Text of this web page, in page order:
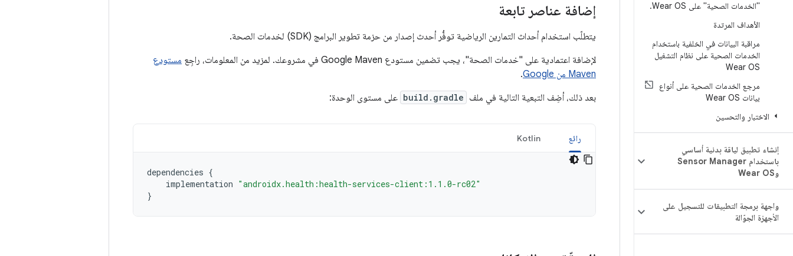
"الخدمات الصحية" على Wear OS
.
الأهداف المرتدة
مراقبة البيانات في الخلفية باستخدام
الخدمات الصحية على نظام التشغيل
Wear OS
مرجع الخدمات الصحية على أنواع
بيانات Wear OS
الاختبار والتحسين
إنشاء تطبيق لياقة بدنية أساسي
باستخدام Sensor Manager
وWear OS
واجهة برمجة التطبيقات للتسجيل على
الأجهزة الجوّالة
إضافة عناصر تابعة
يتطلّب استخدام أحداث التمارين الرياضية توفُّر أحدث إصدار من حزمة تطوير البرامج (SDK) لخدمات الصحة.
لإضافة اعتمادية على "خدمات الصحة"، يجب تضمين مستودع Google Maven في مشروعك. لمزيد من المعلومات، راجِع
مستودع
Maven من Google
.
بعد ذلك، أضِف التبعية التالية في ملف build.gradle على مستوى الوحدة:
رائع Kotlin
dependencies {
implementation "androidx.health:health-services-client:1.1.0-rc02"
}